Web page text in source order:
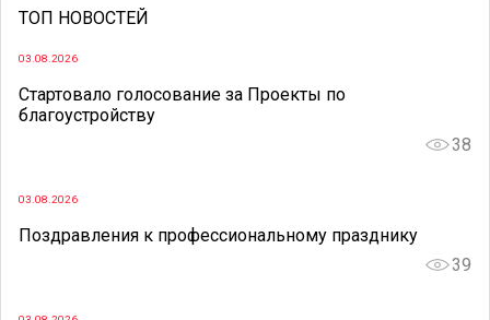
ТОП НОВОСТЕЙ
03.08.2026
Стартовало голосование за Проекты по
благоустройству
38
03.08.2026
Поздравления к профессиональному празднику
39